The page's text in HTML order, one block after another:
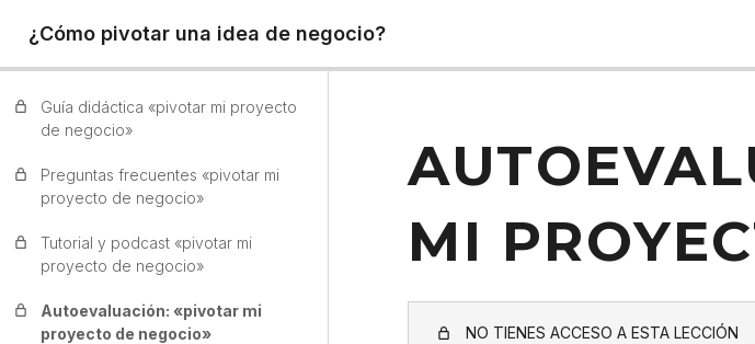
¿Cómo pivotar una idea de negocio?
Guía didáctica «pivotar mi proyecto
de negocio»
Preguntas frecuentes «pivotar mi
proyecto de negocio»
Tutorial y podcast «pivotar mi
proyecto de negocio»
Autoevaluación: «pivotar mi
proyecto de negocio»
MI
NO TIENES ACCESO A ESTA LECCIÓN